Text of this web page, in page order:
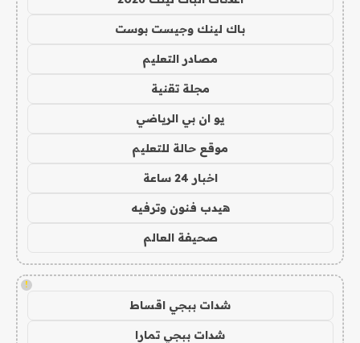
باك لينك وجيست بوست
مصادر التعليم
مجلة تقنية
يو ان بي الرياضي
موقع حالة للتعليم
اخبار 24 ساعة
هيدب فنون وترفيه
صحيفة العالم
!
شدات ببجي اقساط
شدات ببجي تمارا